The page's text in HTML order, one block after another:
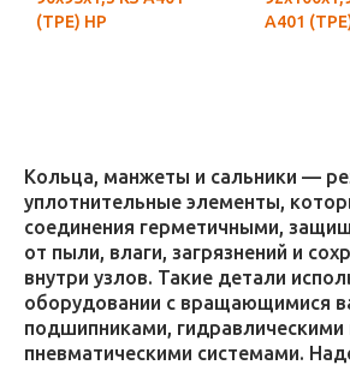
(ТРЕ) НР
А401
Кольца, манжеты и сальники —
уплотнительные элементы,
соединения герметичными,
от пыли, влаги, загрязнений и
внутри узлов. Такие детали
оборудовании с вращающимися
подшипниками, гидравлическими
пневматическими системами.